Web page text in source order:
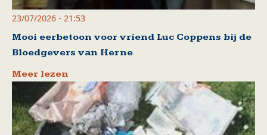
23/07/2026 - 21:53
Mooi eerbetoon voor vriend Luc Coppens bij de
Bloedgevers van Herne
Meer lezen